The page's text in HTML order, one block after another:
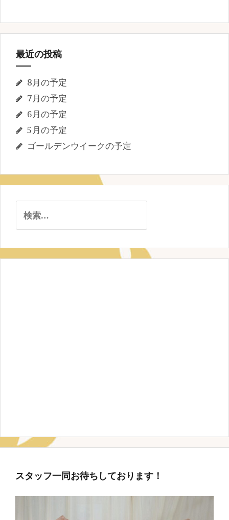
最近の投稿
8月の予定
7月の予定
6月の予定
5月の予定
ゴールデンウイークの予定
索:
スタッフ一同お待ちしております！